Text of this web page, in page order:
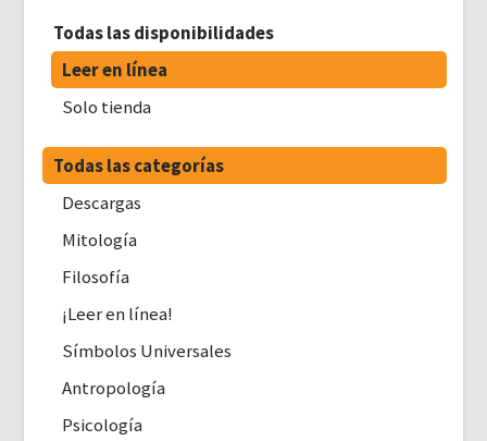
Todas las disponibilidades
Leer en línea
Solo tienda
Todas las categorías
Descargas
Mitología
Filosofía
¡Leer en línea!
Símbolos Universales
Antropología
Psicología